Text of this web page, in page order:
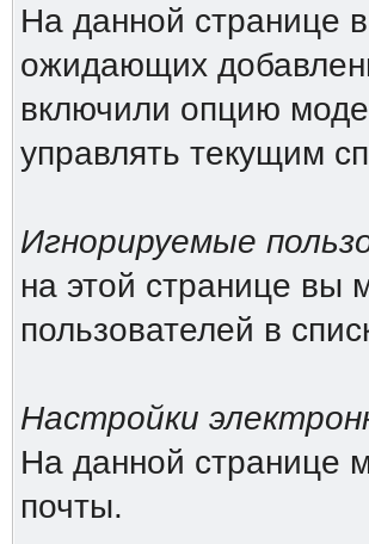
На данной странице
ожидающих
включили опцию
управлять текущим
Игнорируемые
на этой странице вы
пользователей в
Настройки
На данной странице
почты.